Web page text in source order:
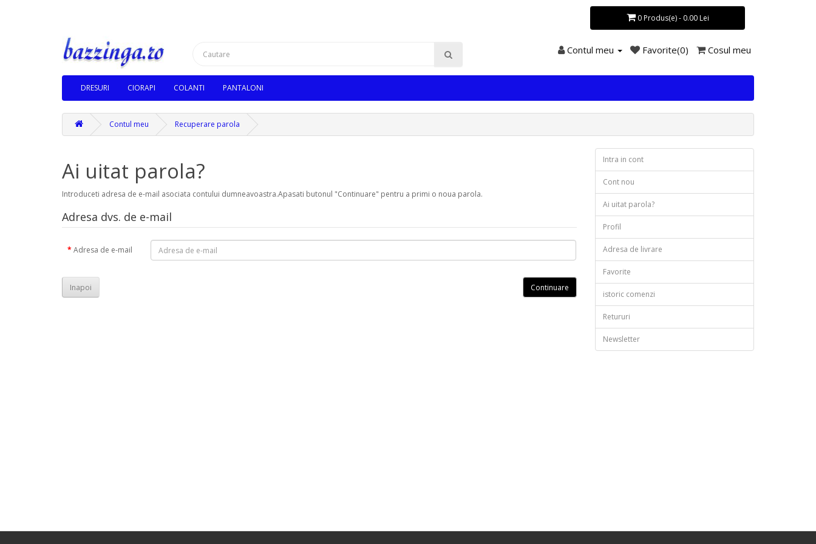
0 Produs(e) - 0.00 Lei
Contul meu Favorite(0) Cosul meu
DRESURI CIORAPI COLANTI PANTALONI
Contul meu Recuperare parola
Ai uitat parola?
Introduceti adresa de e-mail asociata contului dumneavoastra.Apasati butonul "Continuare" pentru a primi o noua parola.
Adresa dvs. de e-mail
Adresa de e-mail
Inapoi
Intra in cont
Cont nou
Ai uitat parola?
Profil
Adresa de livrare
Favorite
istoric comenzi
Retururi
Newsletter